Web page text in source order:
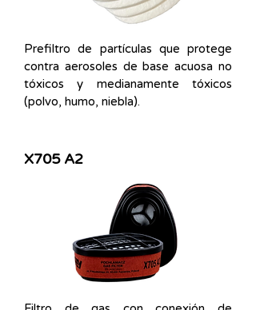
Prefiltro de partículas que protege
contra aerosoles de base acuosa no
tóxicos y medianamente tóxicos
(polvo, humo, niebla).
X705 A2